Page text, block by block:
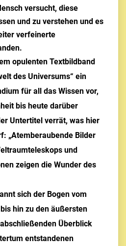
versucht, diese
und zu verstehen und es
verfeinerte
opulenten Textbildband
des Universums“ ein
für all das Wissen vor,
bis heute darüber
Untertitel verrät, was hier
„Atemberaubende Bilder
und
zeigen die Wunder des
sich der Bogen vom
hin zu den äußersten
Überblick
entstandenen